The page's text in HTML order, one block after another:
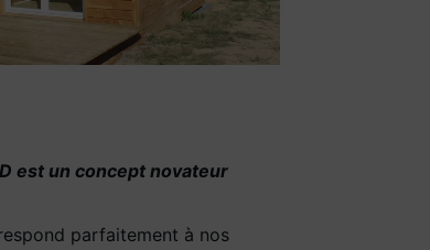
est un concept novateur
parfaitement à nos